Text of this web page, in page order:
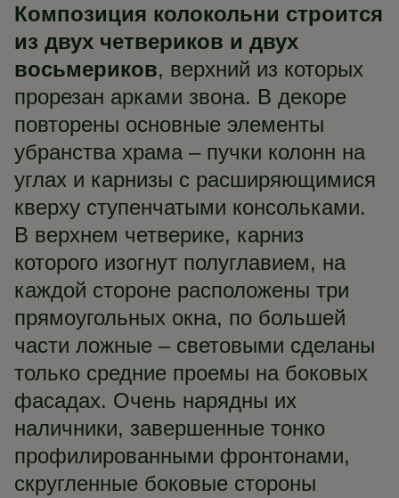
Композиция колокольни строится
из двух четвериков и двух
восьмериков, верхний из которых
прорезан арками звона. В декоре
повторены основные элементы
убранства храма – пучки колонн на
углах и карнизы с расширяющимися
кверху ступенчатыми консольками.
В верхнем четверике, карниз
которого изогнут полуглавием, на
каждой стороне расположены три
прямоугольных окна, по большей
части ложные – световыми сделаны
только средние проемы на боковых
фасадах. Очень нарядны их
наличники, завершенные тонко
профилированными фронтонами,
скругленные боковые стороны